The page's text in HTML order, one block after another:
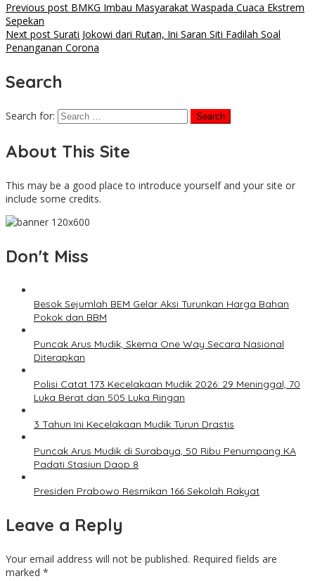
Previous post BMKG Imbau Masyarakat Waspada Cuaca Ekstrem
Sepekan
Next post Surati Jokowi dari Rutan, Ini Saran Siti Fadilah Soal
Penanganan Corona
Search
Search for:
About This Site
This may be a good place to introduce yourself and your site or
include some credits.
Don't Miss
Besok Sejumlah BEM Gelar Aksi Turunkan Harga Bahan
Pokok dan BBM
Puncak Arus Mudik, Skema One Way Secara Nasional
Diterapkan
Polisi Catat 173 Kecelakaan Mudik 2026: 29 Meninggal, 70
Luka Berat dan 505 Luka Ringan
3 Tahun Ini Kecelakaan Mudik Turun Drastis
Puncak Arus Mudik di Surabaya, 50 Ribu Penumpang KA
Padati Stasiun Daop 8
Presiden Prabowo Resmikan 166 Sekolah Rakyat
Leave a Reply
Your email address will not be published. Required fields are
marked *